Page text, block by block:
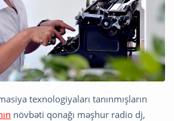
texnologiyaları tanınmışların
növbəti qonağı məşhur radio dj,